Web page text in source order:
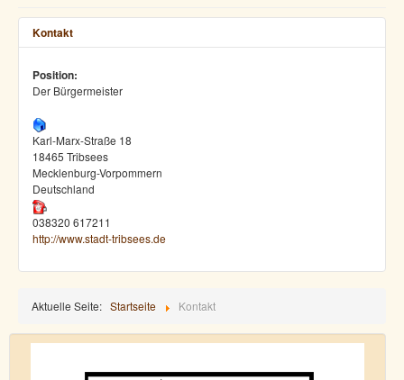
Kontakt
Position:
Der Bürgermeister
Karl-Marx-Straße 18
18465 Tribsees
Mecklenburg-Vorpommern
Deutschland
038320 617211
http://www.stadt-tribsees.de
Aktuelle Seite: Startseite Kontakt